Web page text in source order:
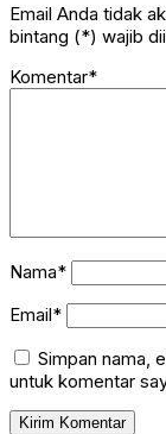
Email Anda tidak
bintang (*) wajib
Komentar*
Nama*
Email*
Simpan nama,
untuk komentar